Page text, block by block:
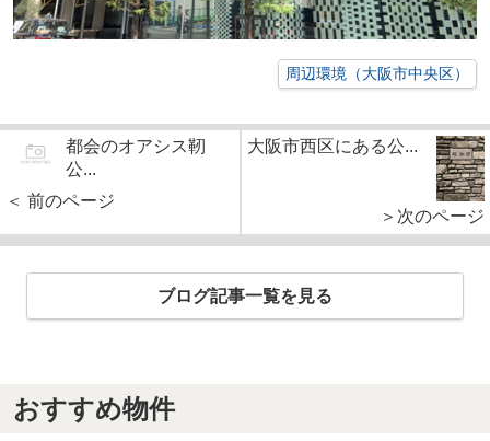
周辺環境（大阪市中央区）
都会のオアシス靭
公...
＜ 前のページ
大阪市西区にある公...
＞次のページ
ブログ記事一覧を見る
おすすめ物件